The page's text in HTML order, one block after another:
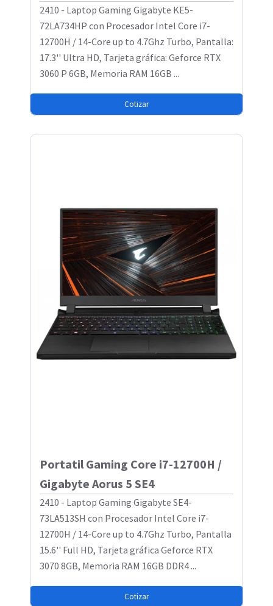
2410 - Laptop Gaming Gigabyte KE5-
72LA734HP con Procesador Intel Core i7-
12700H / 14-Core up to 4.7Ghz Turbo, Pantalla:
17.3'' Ultra HD, Tarjeta gráfica: Geforce RTX
3060 P 6GB, Memoria RAM 16GB ...
Cotizar
Portatil Gaming Core i7-12700H /
Gigabyte Aorus 5 SE4
2410 - Laptop Gaming Gigabyte SE4-
73LA513SH con Procesador Intel Core i7-
12700H / 14-Core up to 4.7Ghz Turbo, Pantalla
15.6'' Full HD, Tarjeta gráfica Geforce RTX
3070 8GB, Memoria RAM 16GB DDR4 ...
Cotizar